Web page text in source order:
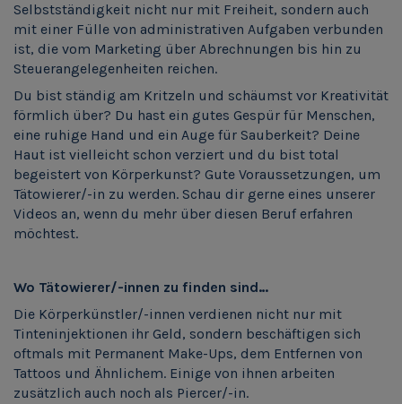
Selbstständigkeit nicht nur mit Freiheit, sondern auch
mit einer Fülle von administrativen Aufgaben verbunden
ist, die vom Marketing über Abrechnungen bis hin zu
Steuerangelegenheiten reichen.
Du bist ständig am Kritzeln und schäumst vor Kreativität
förmlich über? Du hast ein gutes Gespür für Menschen,
eine ruhige Hand und ein Auge für Sauberkeit? Deine
Haut ist vielleicht schon verziert und du bist total
begeistert von Körperkunst? Gute Voraussetzungen, um
Tätowierer/-in zu werden. Schau dir gerne eines unserer
Videos an, wenn du mehr über diesen Beruf erfahren
möchtest.
Wo Tätowierer/-innen zu finden sind…
Die Körperkünstler/-innen verdienen nicht nur mit
Tinteninjektionen ihr Geld, sondern beschäftigen sich
oftmals mit Permanent Make-Ups, dem Entfernen von
Tattoos und Ähnlichem. Einige von ihnen arbeiten
zusätzlich auch noch als Piercer/-in.